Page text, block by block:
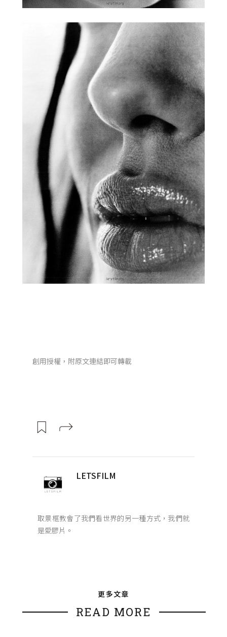
創用授權，附原文連結即可轉載
LETSFILM
取景框教會了我們看世界的另一種方式，我們就
是愛膠片。
更多文章
READ MORE